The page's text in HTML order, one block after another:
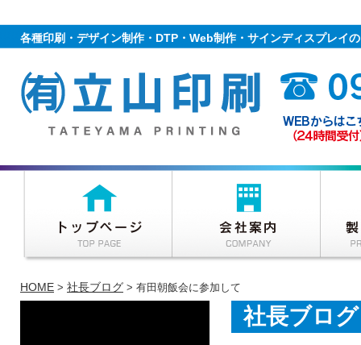
各種印刷・デザイン制作・DTP・Web制作・サインディスプレイ
HOME > 社長ブログ > 有田朝飯会に参加して
社長ブログ